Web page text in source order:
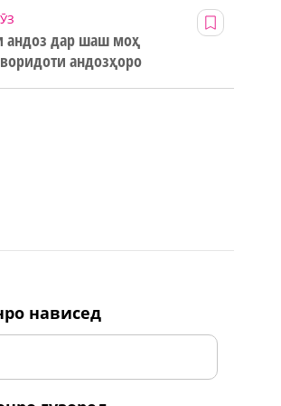
андоз дар шаш моҳ
андозҳоро
нависед